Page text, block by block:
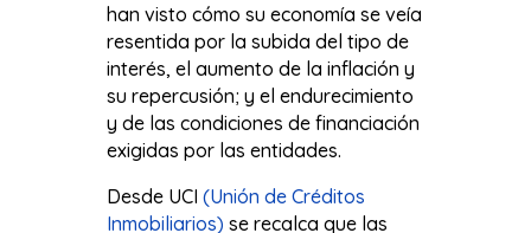
han visto cómo su economía se veía
resentida por la subida del tipo de
interés, el aumento de la inflación y
su repercusión; y el endurecimiento
y de las condiciones de financiación
exigidas por las entidades.
Desde UCI (Unión de Créditos
Inmobiliarios) se recalca que las